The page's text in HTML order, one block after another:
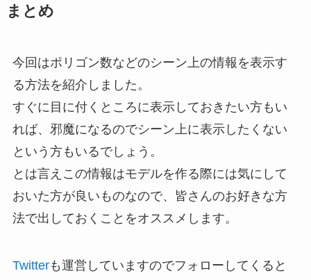
まとめ
今回はポリゴン数などのシーン上の情報を表示す
る方法を紹介しました。
すぐに目に付くところに表示しておきたい方もい
れば、邪魔になるのでシーン上に表示したくない
という方もいるでしょう。
とは言えこの情報はモデルを作る際には気にして
おいた方が良いものなので、皆さんのお好きな方
法で出しておくことをオススメします。
Twitterも運営していますのでフォローしてくると